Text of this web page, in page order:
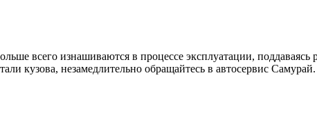
всего изнашиваются в процессе эксплуатации, поддаваясь
кузова, незамедлительно обращайтесь в автосервис